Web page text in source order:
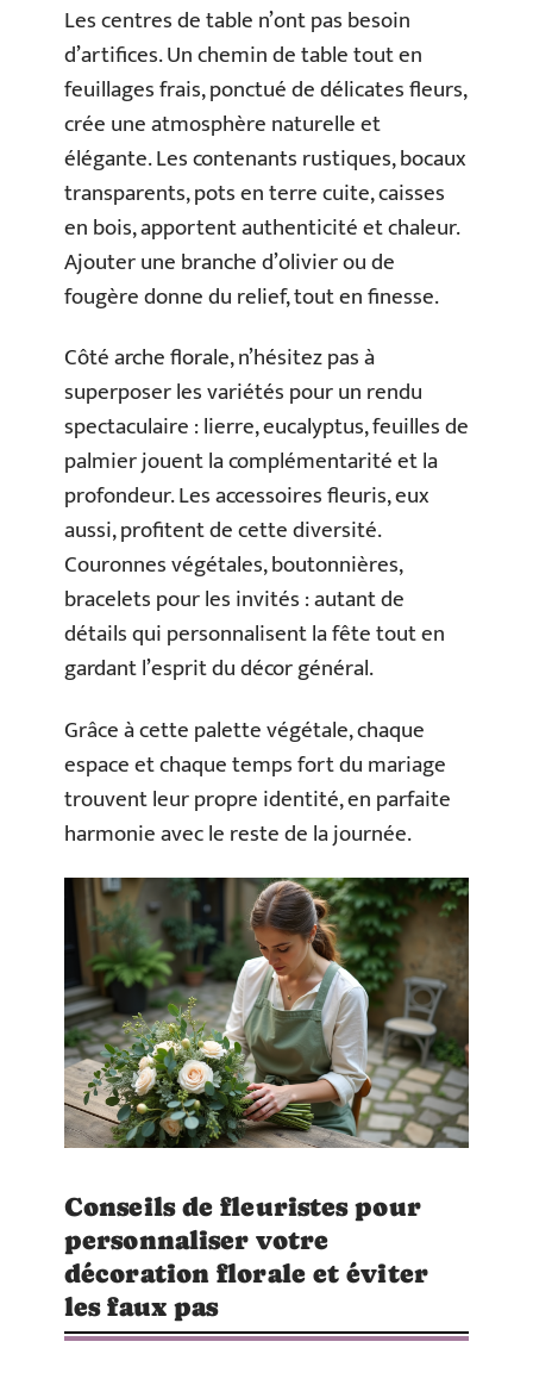
Les centres de table n’ont pas besoin
d’artifices. Un chemin de table tout en
feuillages frais, ponctué de délicates fleurs,
crée une atmosphère naturelle et
élégante. Les contenants rustiques, bocaux
transparents, pots en terre cuite, caisses
en bois, apportent authenticité et chaleur.
Ajouter une branche d’olivier ou de
fougère donne du relief, tout en finesse.
Côté arche florale, n’hésitez pas à
superposer les variétés pour un rendu
spectaculaire : lierre, eucalyptus, feuilles de
palmier jouent la complémentarité et la
profondeur. Les accessoires fleuris, eux
aussi, profitent de cette diversité.
Couronnes végétales, boutonnières,
bracelets pour les invités : autant de
détails qui personnalisent la fête tout en
gardant l’esprit du décor général.
Grâce à cette palette végétale, chaque
espace et chaque temps fort du mariage
trouvent leur propre identité, en parfaite
harmonie avec le reste de la journée.
Conseils de fleuristes pour
personnaliser votre
décoration florale et éviter
les faux pas